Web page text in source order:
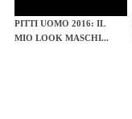
PITTI UOMO 2016: IL
MIO LOOK MASCHI...